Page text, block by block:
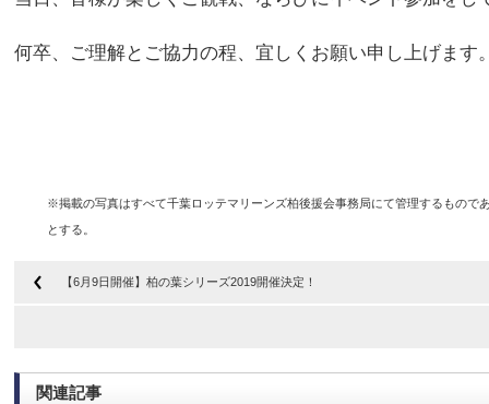
何卒、ご理解とご協力の程、宜しくお願い申し上げます
※掲載の写真はすべて千葉ロッテマリーンズ柏後援会事務局にて管理するもので
とする。
【6月9日開催】柏の葉シリーズ2019開催決定！
関連記事